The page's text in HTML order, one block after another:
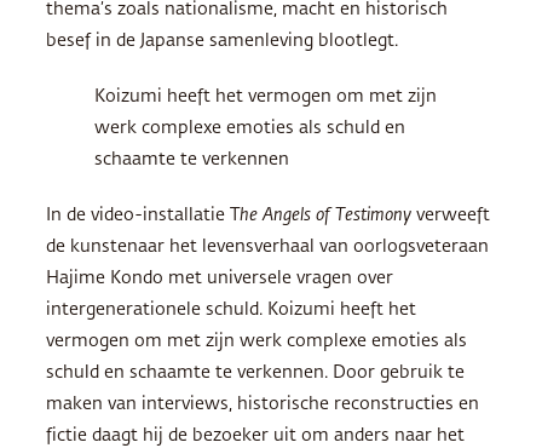
thema’s zoals nationalisme, macht en historisch
besef in de Japanse samenleving blootlegt.
Koizumi heeft het vermogen om met zijn
werk complexe emoties als schuld en
schaamte te verkennen
In de video-installatie T he Angels of Testimony verweeft
de kunstenaar het levensverhaal van oorlogsveteraan
Hajime Kondo met universele vragen over
intergenerationele schuld. Koizumi heeft het
vermogen om met zijn werk complexe emoties als
schuld en schaamte te verkennen. Door gebruik te
maken van interviews, historische reconstructies en
fictie daagt hij de bezoeker uit om anders naar het